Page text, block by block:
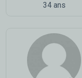
34 ans